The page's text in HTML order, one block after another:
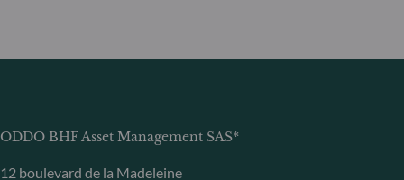
ODDO BHF Asset Management SAS*
12 boulevard de la Madeleine